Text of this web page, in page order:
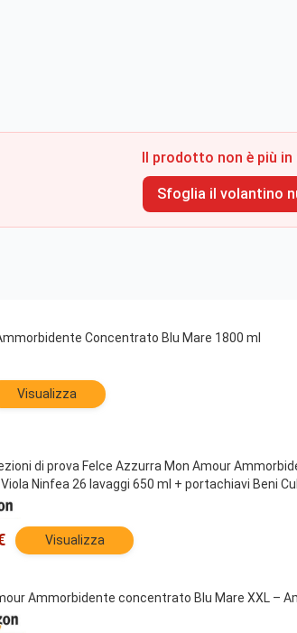
Il prodotto non è più
Sfoglia il volantino
Concentrato Blu Mare 1800 ml
Visualizza
di prova Felce Azzurra Mon Amour
Ninfea 26 lavaggi 650 ml + portachiavi Beni
Visualizza
Ammorbidente concentrato Blu Mare XXL –